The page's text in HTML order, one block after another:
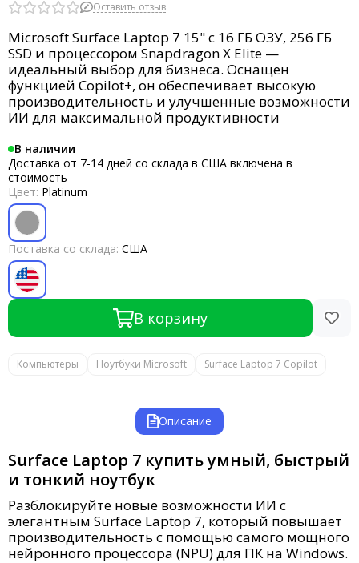
Оставить отзыв
Microsoft Surface Laptop 7 15" с 16 ГБ ОЗУ, 256 ГБ
SSD и процессором Snapdragon X Elite —
идеальный выбор для бизнеса. Оснащен
функцией Copilot+, он обеспечивает высокую
производительность и улучшенные возможности
ИИ для максимальной продуктивности
В наличии
Доставка от 7-14 дней со склада в США включена в
стоимость
Цвет: Platinum
Поставка со склада: США
В корзину
Компьютеры Ноутбуки Microsoft Surface Laptop 7 Copilot
Описание
Surface Laptop 7 купить умный, быстрый
и тонкий ноутбук
Разблокируйте новые возможности ИИ с
элегантным Surface Laptop 7, который повышает
производительность с помощью самого мощного
нейронного процессора (NPU) для ПК на Windows.